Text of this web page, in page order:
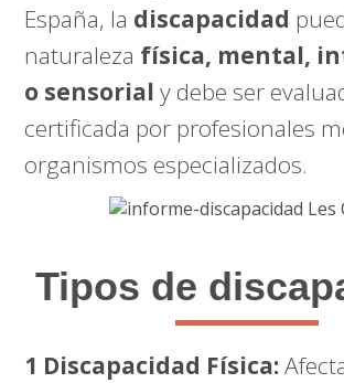
España, la discapacidad
naturaleza física, mental,
o sensorial y debe ser
certificada por profesionales
organismos especializados.
Tipos de
1 Discapacidad Física: